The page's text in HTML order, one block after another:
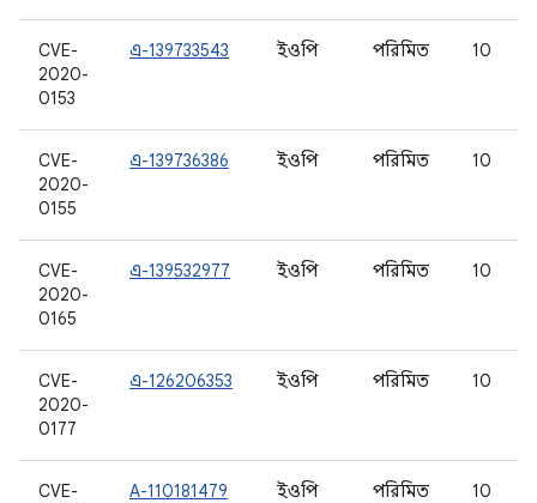
CVE-
2020-
0153
এ-139733543 ইওপি পরিমিত 10
CVE-
2020-
0155
এ-139736386 ইওপি পরিমিত 10
CVE-
2020-
0165
এ-139532977 ইওপি পরিমিত 10
CVE-
2020-
0177
এ-126206353 ইওপি পরিমিত 10
CVE-
A-110181479
ইওপি পরিমিত 10